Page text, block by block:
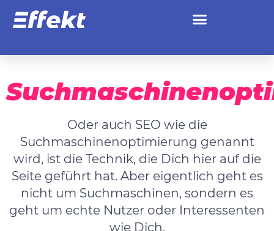
Oder auch SEO wie die
Suchmaschinenoptimierung genannt
wird, ist die Technik, die Dich hier auf die
Seite geführt hat. Aber eigentlich geht es
nicht um Suchmaschinen, sondern es
geht um echte Nutzer oder Interessenten
wie Dich.